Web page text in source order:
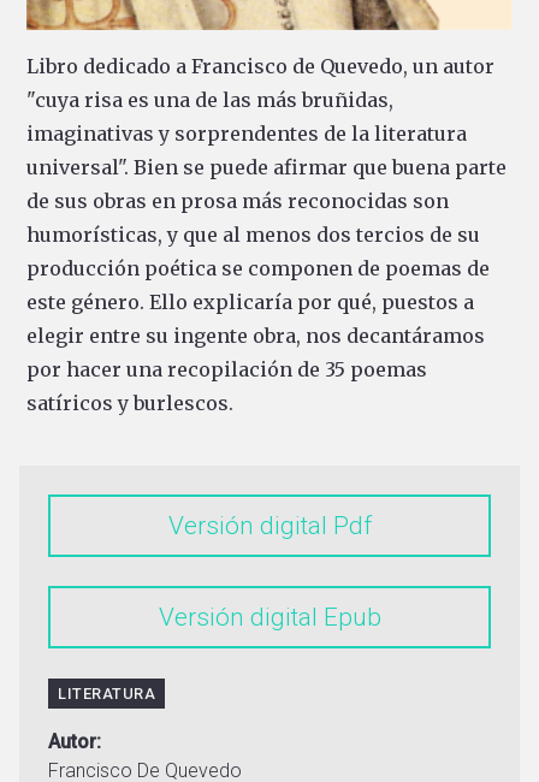
Libro dedicado a Francisco de Quevedo, un autor
"cuya risa es una de las más bruñidas,
imaginativas y sorprendentes de la literatura
universal". Bien se puede afirmar que buena parte
de sus obras en prosa más reconocidas son
humorísticas, y que al menos dos tercios de su
producción poética se componen de poemas de
este género. Ello explicaría por qué, puestos a
elegir entre su ingente obra, nos decantáramos
por hacer una recopilación de 35 poemas
satíricos y burlescos.
Versión digital
Versión digital
LITERATURA
Autor
Francisco De Quevedo